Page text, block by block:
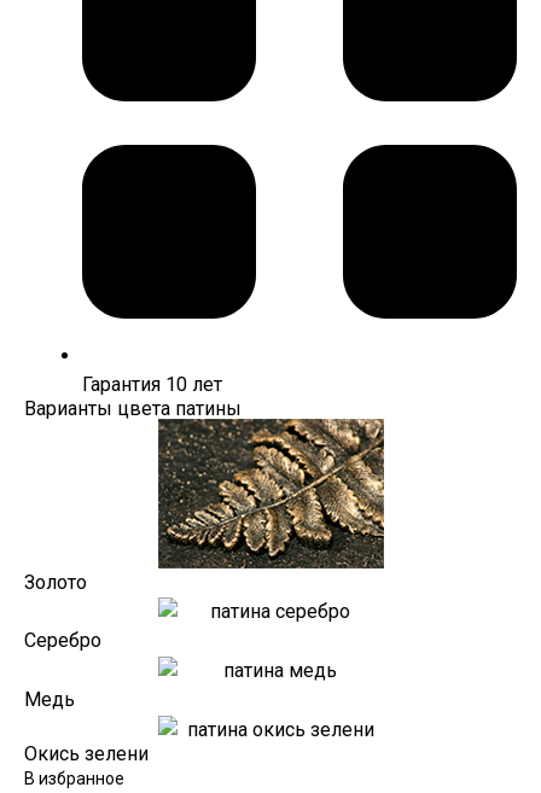
Гарантия 10 лет
Варианты цвета патины
Золото
Серебро
Медь
Окись зелени
В избранное